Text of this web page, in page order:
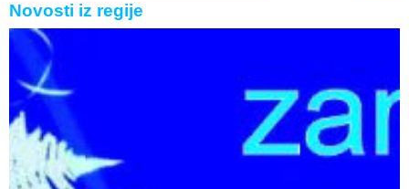
Novosti iz regije